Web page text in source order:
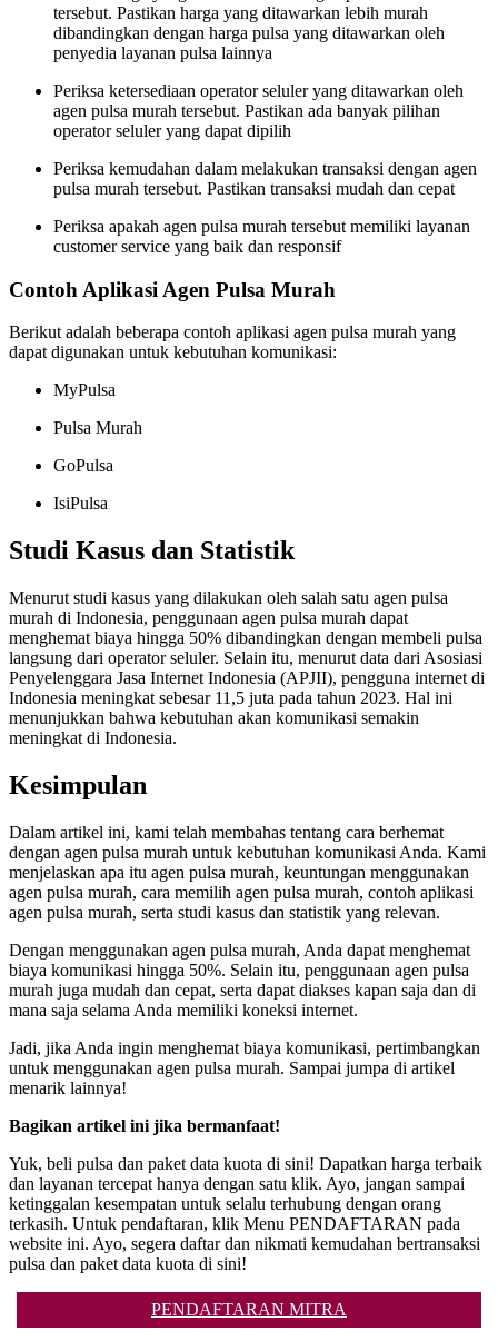
tersebut. Pastikan harga yang ditawarkan lebih murah
dibandingkan dengan harga pulsa yang ditawarkan oleh
penyedia layanan pulsa lainnya
Periksa ketersediaan operator seluler yang ditawarkan oleh
agen pulsa murah tersebut. Pastikan ada banyak pilihan
operator seluler yang dapat dipilih
Periksa kemudahan dalam melakukan transaksi dengan agen
pulsa murah tersebut. Pastikan transaksi mudah dan cepat
Periksa apakah agen pulsa murah tersebut memiliki layanan
customer service yang baik dan responsif
Contoh Aplikasi Agen Pulsa Murah
Berikut adalah beberapa contoh aplikasi agen pulsa murah yang
dapat digunakan untuk kebutuhan komunikasi:
MyPulsa
Pulsa Murah
GoPulsa
IsiPulsa
Studi Kasus dan Statistik
Menurut studi kasus yang dilakukan oleh salah satu agen pulsa
murah di Indonesia, penggunaan agen pulsa murah dapat
menghemat biaya hingga 50% dibandingkan dengan membeli pulsa
langsung dari operator seluler. Selain itu, menurut data dari Asosiasi
Penyelenggara Jasa Internet Indonesia (APJII), pengguna internet di
Indonesia meningkat sebesar 11,5 juta pada tahun 2023. Hal ini
menunjukkan bahwa kebutuhan akan komunikasi semakin
meningkat di Indonesia.
Kesimpulan
Dalam artikel ini, kami telah membahas tentang cara berhemat
dengan agen pulsa murah untuk kebutuhan komunikasi Anda. Kami
menjelaskan apa itu agen pulsa murah, keuntungan menggunakan
agen pulsa murah, cara memilih agen pulsa murah, contoh aplikasi
agen pulsa murah, serta studi kasus dan statistik yang relevan.
Dengan menggunakan agen pulsa murah, Anda dapat menghemat
biaya komunikasi hingga 50%. Selain itu, penggunaan agen pulsa
murah juga mudah dan cepat, serta dapat diakses kapan saja dan di
mana saja selama Anda memiliki koneksi internet.
Jadi, jika Anda ingin menghemat biaya komunikasi, pertimbangkan
untuk menggunakan agen pulsa murah. Sampai jumpa di artikel
menarik lainnya!
Bagikan artikel ini jika bermanfaat!
Yuk, beli pulsa dan paket data kuota di sini! Dapatkan harga terbaik
dan layanan tercepat hanya dengan satu klik. Ayo, jangan sampai
ketinggalan kesempatan untuk selalu terhubung dengan orang
terkasih. Untuk pendaftaran, klik Menu PENDAFTARAN pada
website ini. Ayo, segera daftar dan nikmati kemudahan bertransaksi
pulsa dan paket data kuota di sini!
PENDAFTARAN MITRA